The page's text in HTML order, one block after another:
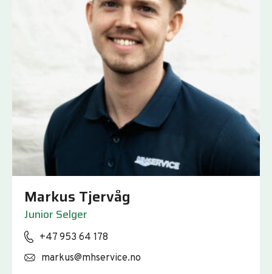
Markus Tjervåg
Junior Selger
+47 953 64 178
markus@mhservice.no